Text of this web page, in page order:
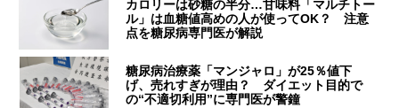
カロリーは砂糖の半分…甘味料「マルチトー
ル」は血糖値高めの人が使ってOK？ 注意
点を糖尿病専門医が解説
糖尿病治療薬「マンジャロ」が25％値下
げ、売れすぎが理由？ ダイエット目的で
の“不適切利用”に専門医が警鐘